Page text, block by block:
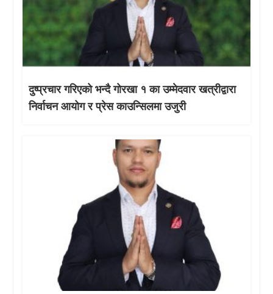
दुष्प्रचार गरिएको भन्दै गोरखा १ का उम्मेदवार खत्रीद्वारा
निर्वाचन आयोग र प्रेस काउन्सिलमा उजुरी